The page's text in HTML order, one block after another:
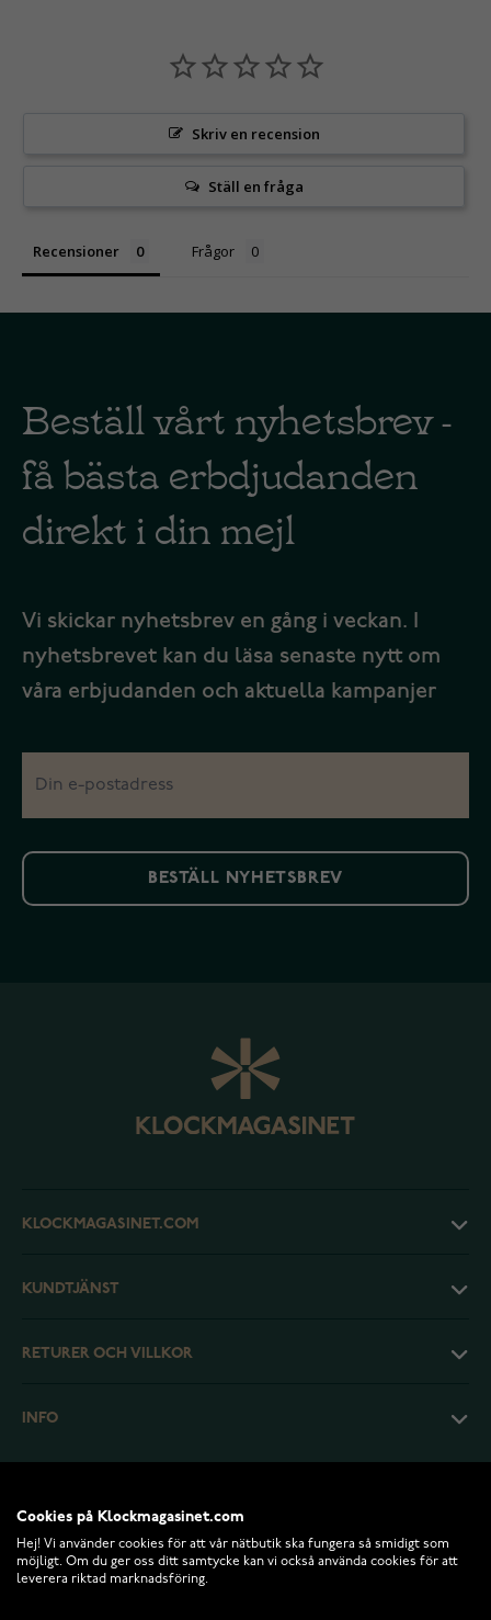
Skriv en recension
Ställ en fråga
Recensioner Frågor
Beställ vårt nyhetsbrev -
få bästa erbdjudanden
direkt i din mejl
Vi skickar nyhetsbrev en gång i veckan. I
nyhetsbrevet kan du läsa senaste nytt om
våra erbjudanden och aktuella kampanjer
BESTÄLL NYHETSBREV
KLOCKMAGASINET.COM
KUNDTJÄNST
RETURER OCH VILLKOR
INFO
Cookies på Klockmagasinet.com
Hej! Vi använder cookies för att vår nätbutik ska fungera så smidigt som
möjligt. Om du ger oss ditt samtycke kan vi också använda cookies för att
leverera riktad marknadsföring.